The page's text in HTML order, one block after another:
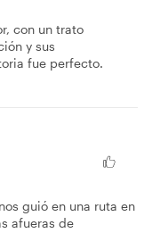
con un trato
y sus
fue perfecto.
guió en una ruta en
afueras de